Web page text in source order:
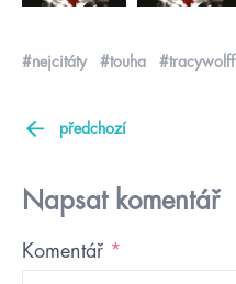
#nejcitáty #touha #tracywolff
předchozí
Napsat komentář
Komentář *